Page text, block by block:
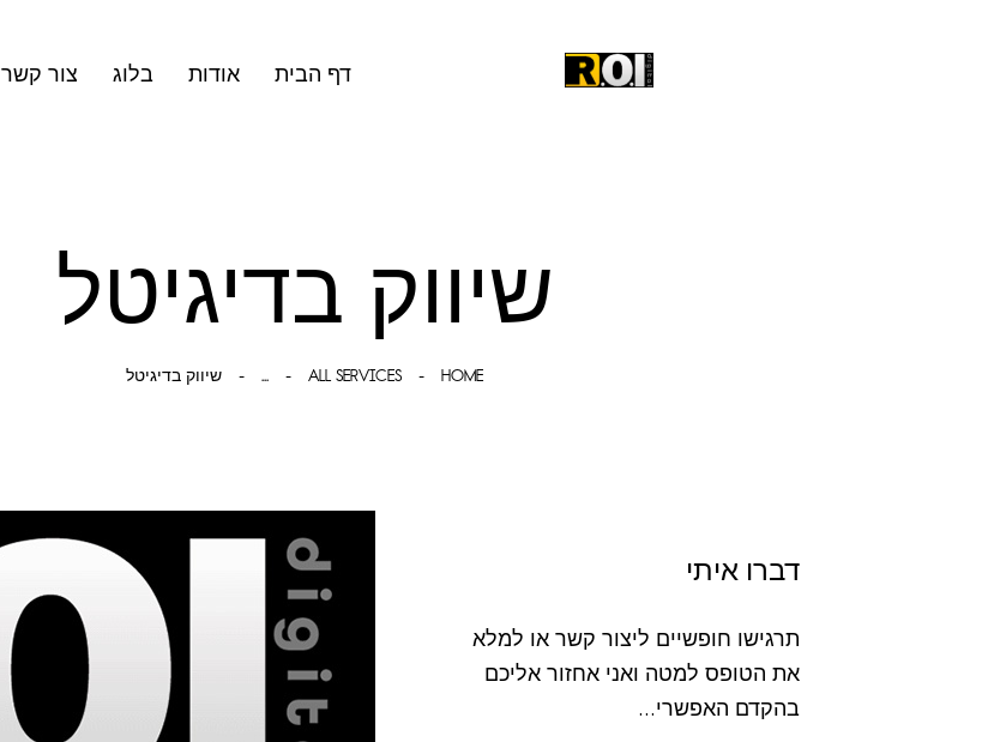
דף הבית אודות בלוג צור קשר
שיווק בדיגיטל
HOME
ALL SERVICES
... שיווק בדיגיטל
דברו איתי
תרגישו חופשיים ליצור קשר או למלא
את הטופס למטה ואני אחזור אליכם
בהקדם האפשרי...